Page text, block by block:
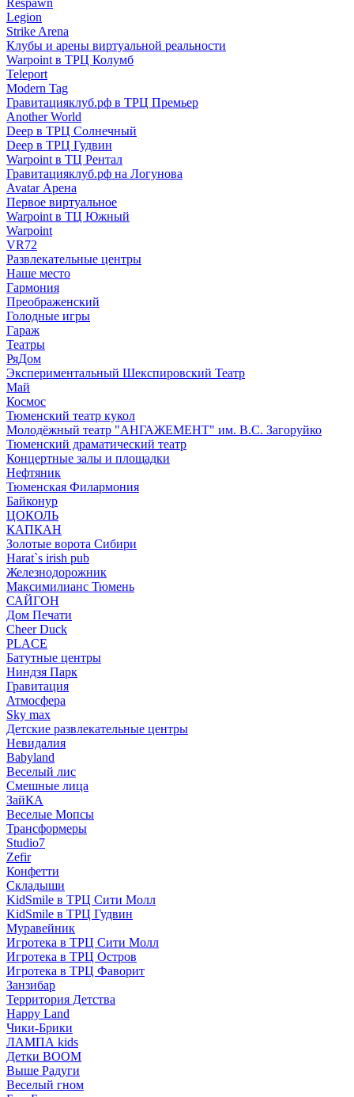
Respawn
Legion
Strike Arena
Клубы и арены виртуальной реальности
Warpoint в ТРЦ Колумб
Teleport
Modern Tag
Гравитацияклуб.рф в ТРЦ Премьер
Another World
Deep в ТРЦ Солнечный
Deep в ТРЦ Гудвин
Warpoint в ТЦ Рентал
Гравитацияклуб.рф на Логунова
Avatar Арена
Первое виртуальное
Warpoint в ТЦ Южный
Warpoint
VR72
Развлекательные центры
Наше место
Гармония
Преображенский
Голодные игры
Гараж
Театры
РяДом
Экспериментальный Шекспировский Театр
Май
Космос
Тюменский театр кукол
Молодёжный театр "АНГАЖЕМЕНТ" им. В.С. Загоруйко
Тюменский драматический театр
Концертные залы и площадки
Нефтяник
Тюменская Филармония
Байконур
ЦОКОЛЬ
КАПКАН
Золотые ворота Сибири
Harat`s irish pub
Железнодорожник
Максимилианс Тюмень
САЙГОН
Дом Печати
Cheer Duck
PLACE
Батутные центры
Ниндзя Парк
Гравитация
Атмосфера
Sky max
Детские развлекательные центры
Невидалия
Babyland
Веселый лис
Смешные лица
ЗайКА
Веселые Мопсы
Трансформеры
Studio7
Zefir
Конфетти
Складыши
KidSmile в ТРЦ Сити Молл
KidSmile в ТРЦ Гудвин
Муравейник
Игротека в ТРЦ Сити Молл
Игротека в ТРЦ Остров
Игротека в ТРЦ Фаворит
Занзибар
Территория Детства
Happy Land
Чики-Брики
ЛАМПА kids
Детки BOOM
Выше Радуги
Веселый гном